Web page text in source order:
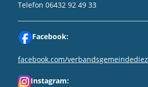
Telefon 06432 92 49 33
Facebook:
facebook.com/verbandsgemeindediez
Instagram: